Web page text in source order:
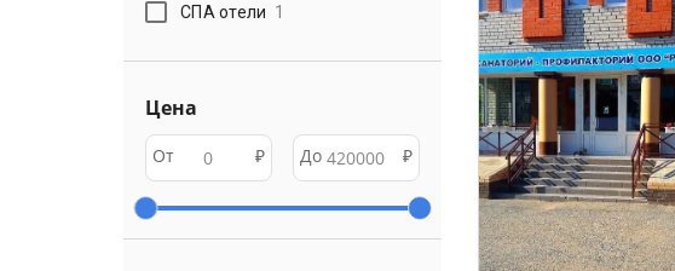
СПА отели 1
Цена
От ₽ До ₽